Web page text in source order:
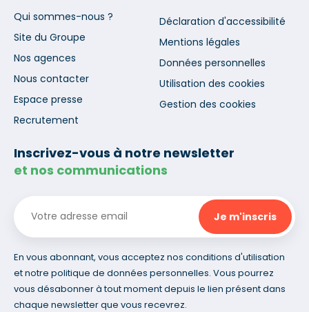
Qui sommes-nous ?
Site du Groupe
Nos agences
Nous contacter
Espace presse
Recrutement
Déclaration d'accessibilité
Mentions légales
Données personnelles
Utilisation des cookies
Gestion des cookies
Inscrivez-vous à notre newsletter
et nos communications
En vous abonnant, vous acceptez nos conditions d'utilisation
et notre politique de données personnelles. Vous pourrez
vous désabonner à tout moment depuis le lien présent dans
chaque newsletter que vous recevrez.